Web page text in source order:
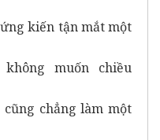
kiến tận mắt một
muốn chiều
chẳng làm một